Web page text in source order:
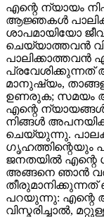
എന്റെ ന്യായം
ആജ്ഞകൾ
ശാപമായിയോ
ചെയ്യാത്തവൻ
പാലിക്കാത്തവന്‍
പ്രവേശിക്കുന്നത്
മാനുഷ്യം,
ഉണരുക; സമയം
എന്റെ ന്യായങ്ങൾ
നിങ്ങൾ
ചെയ്യുന്നു.
ഗൃഹത്തിന്റെയും
ജനതയിൽ എന്റെ
അങ്ങനെ ഞാൻ
തീരുമാനിക്കുന്നത്
പറയുന്നു: എന്റെ
വിസ്മരിച്ചാൽ,